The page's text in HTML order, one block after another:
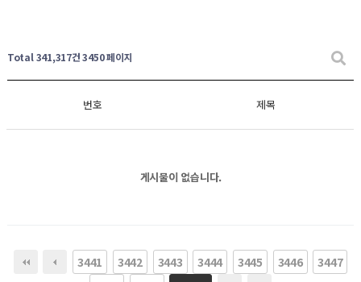
Total 341,317건3450 페이지
번호 제목
게시물이 없습니다.
3441 3442 3443 3444 3445 3446
3447